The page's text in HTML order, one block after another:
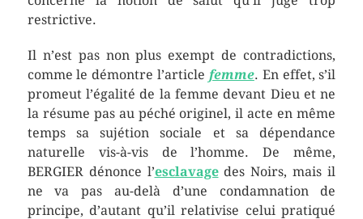
restrictive.
Il n’est pas non plus exempt de contradictions,
comme le démontre l’article femme. En effet, s’il
promeut l’égalité de la femme devant Dieu et ne
la résume pas au péché originel, il acte en même
temps sa sujétion sociale et sa dépendance
naturelle vis-à-vis de l’homme. De même,
BERGIER dénonce l’esclavagedes Noirs, mais il
ne va pas au-delà d’une condamnation de
principe, d’autant qu’il relativise celui pratiqué